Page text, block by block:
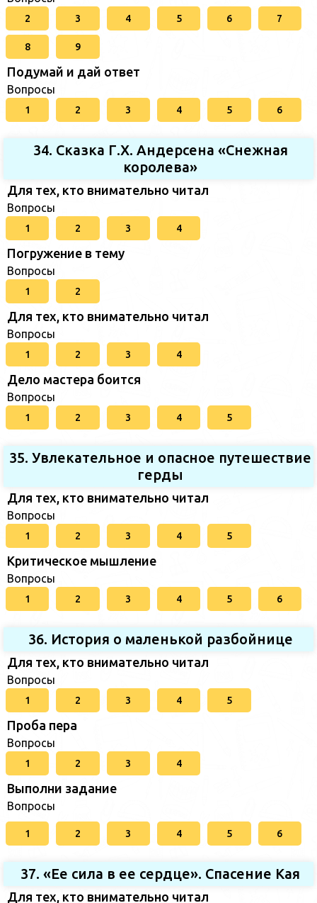
2 3 4 5 6 7
8 9
Подумай и дай ответ
Вопросы
1 2 3 4 5 6
34. Сказка Г.Х. Андерсена «Снежная
королева»
Для тех, кто внимательно читал
Вопросы
1 2 3 4
Погружение в тему
Вопросы
1 2
Для тех, кто внимательно читал
Вопросы
1 2 3 4
Дело мастера боится
Вопросы
1 2 3 4 5
35. Увлекательное и опасное путешествие
герды
Для тех, кто внимательно читал
Вопросы
1 2 3 4 5
Критическое мышление
Вопросы
1 2 3 4 5 6
36. История о маленькой разбойнице
Для тех, кто внимательно читал
Вопросы
1 2 3 4 5
Проба пера
Вопросы
1 2 3 4
Выполни задание
Вопросы
1 2 3 4 5 6
37. «Ее сила в ее сердце». Спасение Кая
Для тех, кто внимательно читал